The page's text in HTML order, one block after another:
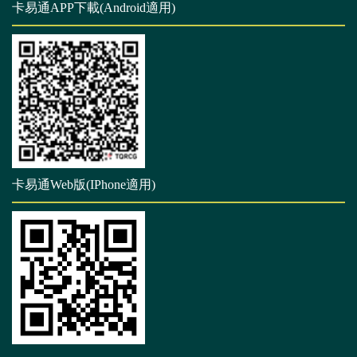
卡易通APP下載(Android適用)
卡易通Web版(IPhone適用)